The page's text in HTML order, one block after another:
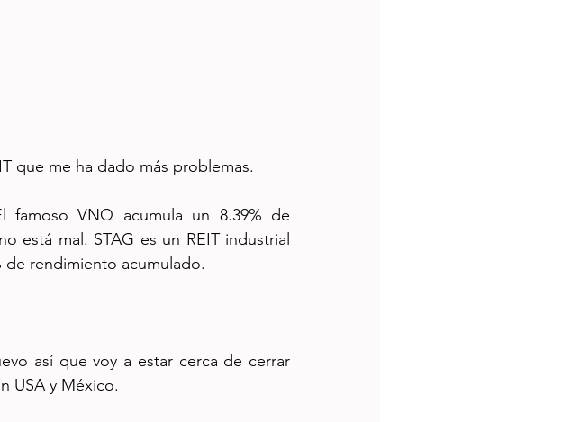
que me ha dado más problemas.
famoso VNQ acumula un 8.39% de
está mal. STAG es un REIT industrial
rendimiento acumulado.
así que voy a estar cerca de cerrar
USA y México.